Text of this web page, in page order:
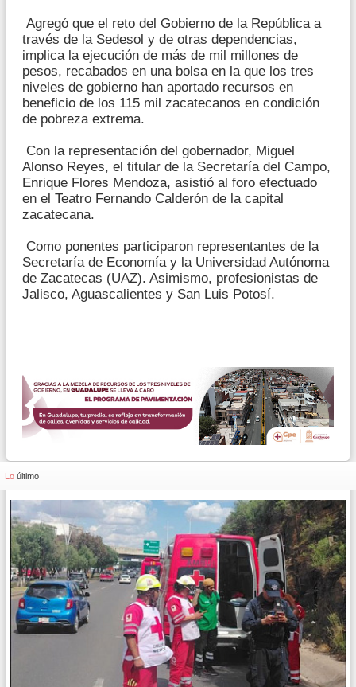
Agregó que el reto del Gobierno de la República a
través de la Sedesol y de otras dependencias,
implica la ejecución de más de mil millones de
pesos, recabados en una bolsa en la que los tres
niveles de gobierno han aportado recursos en
beneficio de los 115 mil zacatecanos en condición
de pobreza extrema.
Con la representación del gobernador, Miguel
Alonso Reyes, el titular de la Secretaría del Campo,
Enrique Flores Mendoza, asistió al foro efectuado
en el Teatro Fernando Calderón de la capital
zacatecana.
Como ponentes participaron representantes de la
Secretaría de Economía y la Universidad Autónoma
de Zacatecas (UAZ). Asimismo, profesionistas de
Jalisco, Aguascalientes y San Luis Potosí.
Lo último